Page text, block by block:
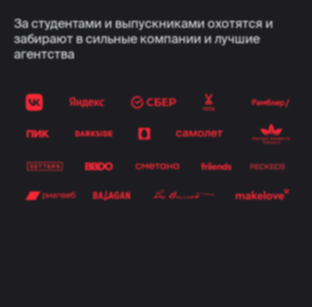
За студентами и выпускниками охотятся и
забирают в сильные компании и лучшие
агентства